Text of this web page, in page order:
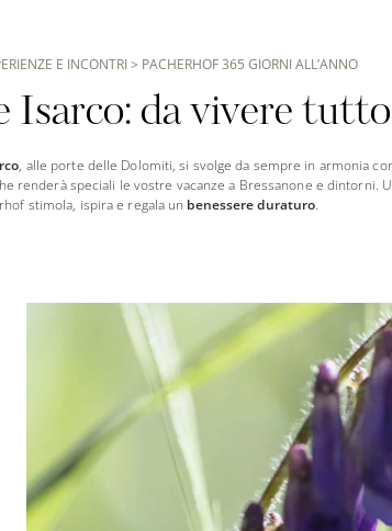
E INCONTRI> PACHERHOF 365 GIORNI ALL’ANNO
Isarco: da vivere tutto
, alle porte delle Dolomiti, si svolge da sempre in armonia
renderà speciali le vostre vacanze a Bressanone e dintorni.
stimola, ispira e regala un benessere duraturo.